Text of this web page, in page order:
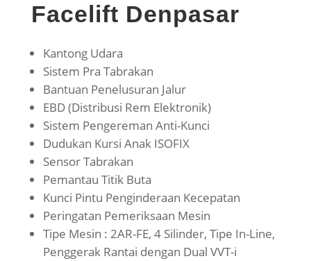
Facelift Denpasar
Kantong Udara
Sistem Pra Tabrakan
Bantuan Penelusuran Jalur
EBD (Distribusi Rem Elektronik)
Sistem Pengereman Anti-Kunci
Dudukan Kursi Anak ISOFIX
Sensor Tabrakan
Pemantau Titik Buta
Kunci Pintu Penginderaan Kecepatan
Peringatan Pemeriksaan Mesin
Tipe Mesin : 2AR-FE, 4 Silinder, Tipe In-Line,
Penggerak Rantai dengan Dual VVT-i